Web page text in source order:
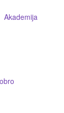
Akademija